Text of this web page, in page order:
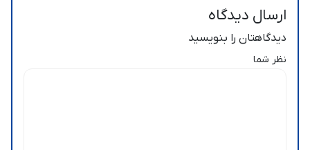
ارسال دیدگاه
دیدگاهتان را بنویسید
نظر شما